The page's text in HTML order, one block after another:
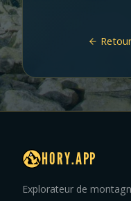
HORY.APP
Explorateur de